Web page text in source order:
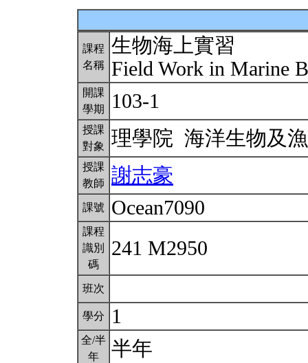
課程
名稱
生物海上實習
Field Work in Marine
開課
學期
103-1
授課
對象
理學院 海洋生物及
授課
教師
謝志豪
課號 Ocean7090
課程
識別
碼
241 M2950
班次
學分 1
全/半
年
半年